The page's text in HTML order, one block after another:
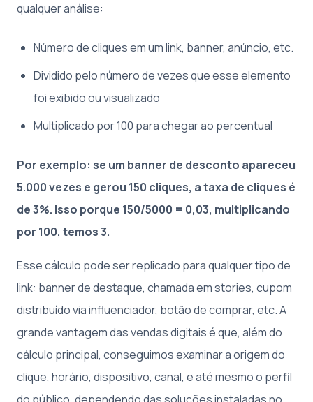
qualquer análise:
Número de cliques em um link, banner, anúncio, etc.
Dividido pelo número de vezes que esse elemento
foi exibido ou visualizado
Multiplicado por 100 para chegar ao percentual
Por exemplo: se um banner de desconto apareceu
5.000 vezes e gerou 150 cliques, a taxa de cliques é
de 3%. Isso porque 150/5000 = 0,03, multiplicando
por 100, temos 3.
Esse cálculo pode ser replicado para qualquer tipo de
link: banner de destaque, chamada em stories, cupom
distribuído via influenciador, botão de comprar, etc. A
grande vantagem das vendas digitais é que, além do
cálculo principal, conseguimos examinar a origem do
clique, horário, dispositivo, canal, e até mesmo o perfil
do público, dependendo das soluções instaladas no